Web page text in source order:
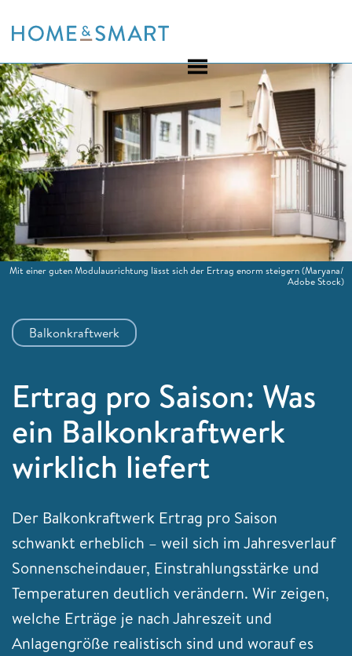
to
Balkonkraftwerk
Ertrag pro Saison: Was
ein Balkonkraftwerk
wirklich liefert
Der Balkonkraftwerk Ertrag pro Saison
schwankt erheblich – weil sich im Jahresverlauf
Sonnenscheindauer, Einstrahlungsstärke und
Temperaturen deutlich verändern. Wir zeigen,
welche Erträge je nach Jahreszeit und
Anlagengröße realistisch sind und worauf es
Mit einer guten Modulausrichtung lässt sich der Ertrag enorm steigern(Maryana/
Adobe Stock)